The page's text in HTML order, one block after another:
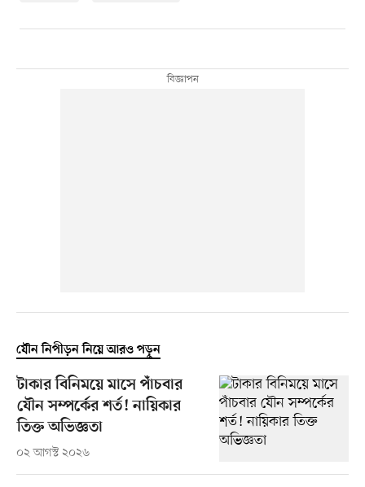
যৌন নিপীড়ন নিয়ে আরও পড়ুন
টাকার বিনিময়ে মাসে পাঁচবার
যৌন সম্পর্কের শর্ত! নায়িকার
তিক্ত অভিজ্ঞতা
০২ আগস্ট ২০২৬